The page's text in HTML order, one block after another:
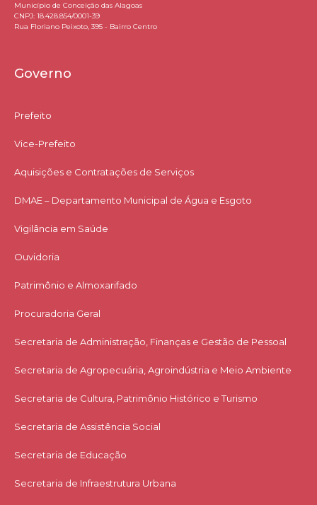
Município de Conceição das Alagoas
CNPJ: 18.428.854/0001-39
Rua Floriano Peixoto, 395 - Bairro Centro
Governo
Prefeito
Vice-Prefeito
Aquisições e Contratações de Serviços​
DMAE – Departamento Municipal de Água e Esgoto
Vigilância em Saúde
Ouvidoria
Patrimônio e Almoxarifado
Procuradoria Geral
Secretaria de Administração, Finanças e Gestão de Pessoal
Secretaria de Agropecuária, Agroindústria e Meio Ambiente
Secretaria de Cultura, Patrimônio Histórico e Turismo
Secretaria de Assistência Social
Secretaria de Educação
Secretaria de Infraestrutura Urbana